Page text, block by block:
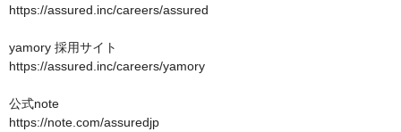
https://assured.inc/careers/assured
yamory 採用サイト
https://assured.inc/careers/yamory
公式note
https://note.com/assuredjp